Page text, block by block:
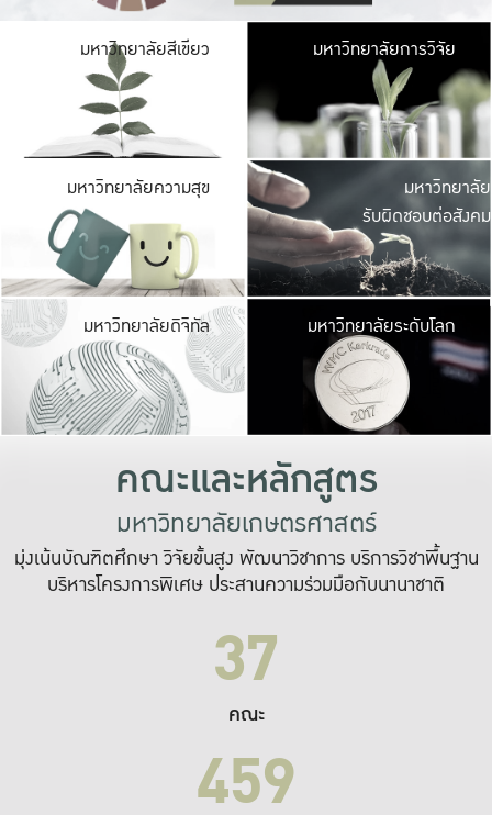
มหาวิทยาลัยสีเขียว มหาวิ
มีพื้นที่เขียวสดใส
เป็นป่าในเมือง เกษต
มหาวิทยาลัยการวิจัย
มหาวิทยาลัยความสุข มหาวิ
ค
เปิดประ
และพบเรื่องราวใ
มหาวิทยาลัย
รับผิดชอบต่อสังคม
มหาวิทยาลัยดิจิทัล มหาวิ
เปลี่ยนแปลง แล
เพื่อทำง
ระบบสารสนเทศ
มหาวิทยาลัยระดับโลก
คณะและหลักสูตร
มหาวิทยาลัยเกษตรศาสตร์
มุ่งเน้นบัณฑิตศึกษา วิจัยขั้นสูง พัฒนาวิชาการ บริการวิชาพื้นฐาน
บริหารโครงการพิเศษ ประสานความร่วมมือกับนานาชาติ
37
คณะ
459